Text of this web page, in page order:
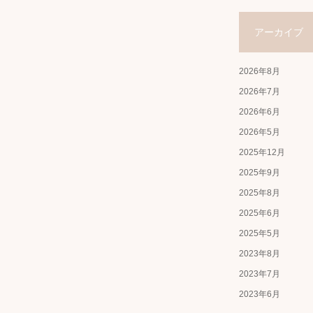
アーカイブ
2026年8月
2026年7月
2026年6月
2026年5月
2025年12月
2025年9月
2025年8月
2025年6月
2025年5月
2023年8月
2023年7月
2023年6月